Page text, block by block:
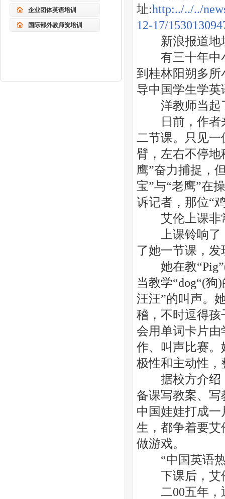
址:http:../../../
12-17/
新浪报道地
有三十年中小
到桂林阳朔多
导中国学生学
洋教师当起
日前，作者来
二节课。只见一
臂，左右不停地
鹰”奋力捕捉，
宝”与“老鹰”在
诉记者，那位“
艾伦上课非
上课铃响了，
了她一节课，
她在教“Pig”(
当教学“dog“(
汪汪”的叫声。
稽，不时逗得
会用单词卡片
作、叫声比赛
极性和主动性
据校方介绍，
备课写教案、
中国娃娃打成
生，都争着要
做游戏。
“中国英语热
下课后，艾
二00五年，
企业团体英语培训
国际部外教师资培训